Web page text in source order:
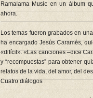
Ramalama Music en un álbum
ahora.
Los temas fueron grabados en
ha encargado Jesús Caramés,
«difícil». «Las canciones –dice
y “recompuestas” para obtener
relatos de la vida, del amor, del
Cuatro diálogos